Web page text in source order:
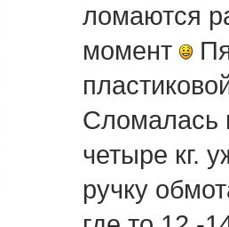
ломаются
момент
Сломалась
четыре кг.
ручку